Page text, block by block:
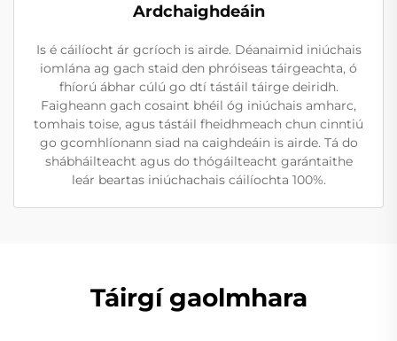
Ardchaighdeáin
Is é cáilíocht ár gcríoch is airde. Déanaimid iniúchais
iomlána ag gach staid den phróiseas táirgeachta, ó
fhíorú ábhar cúlú go dtí tástáil táirge deiridh.
Faigheann gach cosaint bhéil óg iniúchais amharc,
tomhais toise, agus tástáil fheidhmeach chun cinntiú
go gcomhlíonann siad na caighdeáin is airde. Tá do
shábháilteacht agus do thógáilteacht garántaithe
leár beartas iniúchachais cáilíochta 100%.
Táirgí gaolmhara